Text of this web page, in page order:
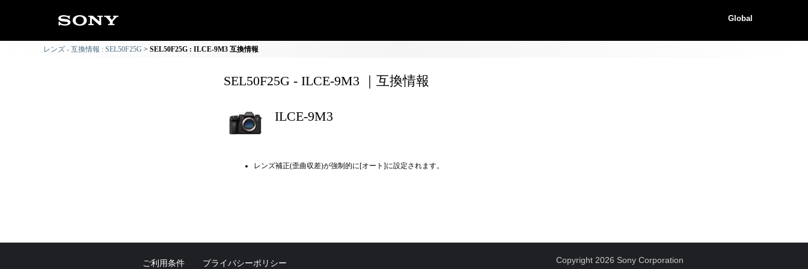
Global
レンズ - 互換情報 : SEL50F25G SEL50F25G : ILCE-9M3 互換情報
SEL50F25G - ILCE-9M3 ｜互換情報
ILCE-9M3
レンズ補正(歪曲収差)が強制的に[オート]に設定されます。
ご利用条件 プライバシーポリシー Copyright 2026 Sony Corporation